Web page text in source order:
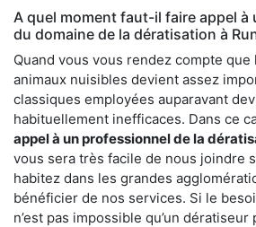
A quel moment faut-il faire appel à
du domaine de la dératisation à
Quand vous vous rendez compte que
animaux nuisibles devient assez
classiques employées auparavant
habituellement inefficaces. Dans ce
appel à un professionnel de la
vous sera très facile de nous joindre
habitez dans les grandes
bénéficier de nos services. Si le
n’est pas impossible qu’un